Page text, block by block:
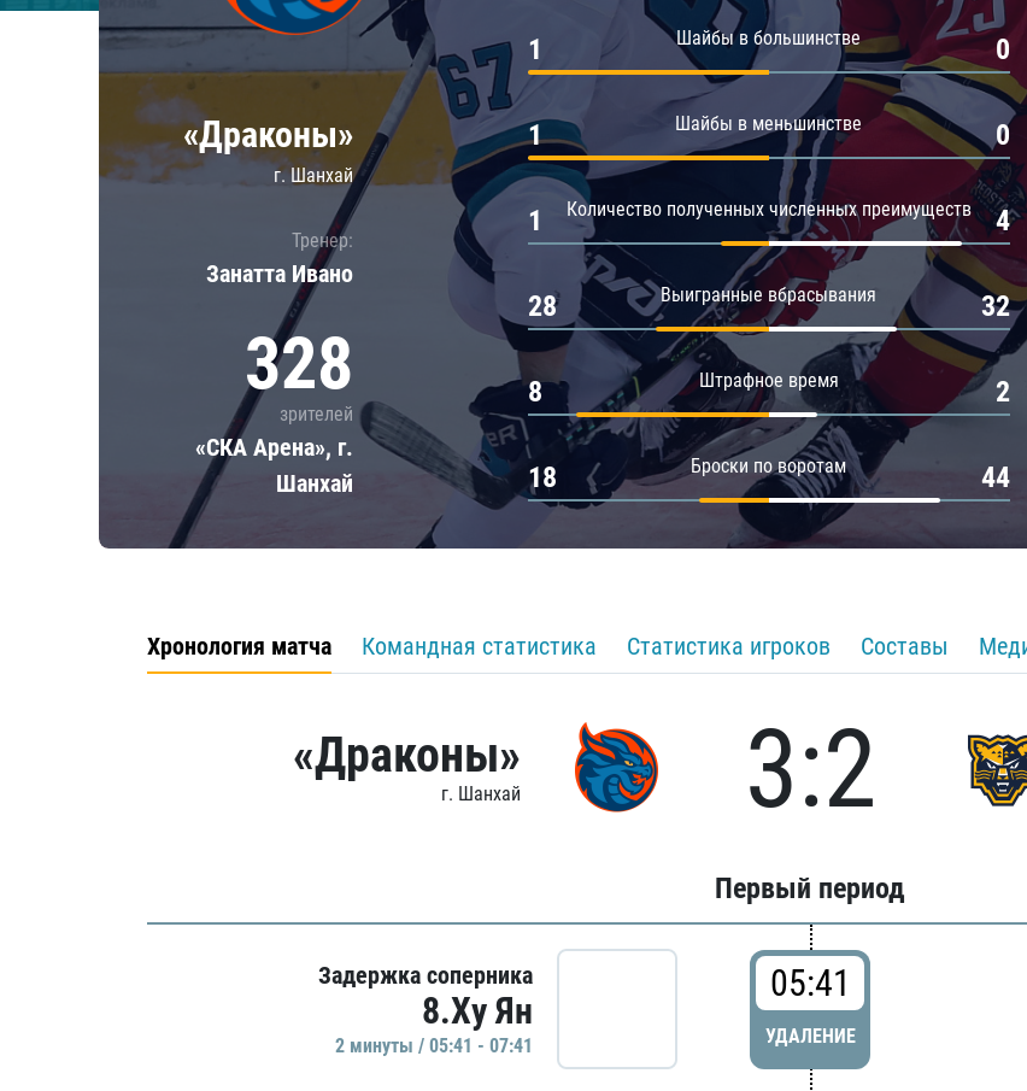
Локомотив
Шанхайские Драконы
Амур
Барыс
Салават Юлаев
«Драконы»
г. Шанхай
Тренер:
Занатта Иванo
328
зрителей
«СКА Арена», г.
Шанхай
Шайбы в большинстве
1 0
Шайбы в меньшинстве
1 0
Количество полученных численных преимуществ
1 4
Выигранные вбрасывания
28 32
Штрафное время
8 2
Броски по воротам
18 44
Хронология матча Командная статистика Статистика игроков Составы
«Драконы»
г. Шанхай 3:2
Первый период
Задержка соперника
8.Ху Ян
2 минуты / 05:41 - 07:41
05:41
УДАЛЕНИЕ